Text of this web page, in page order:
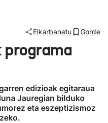
Elkarbanatu Gorde
programa
edizioak egitaraua
Jauregian bilduko
eta eszeptizismoz